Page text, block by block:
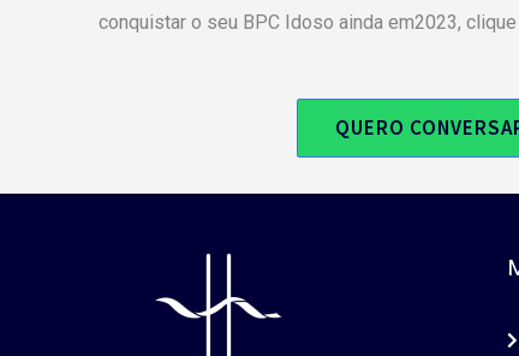
conquistar o seu BPC Idoso ainda em2023,
QUERO